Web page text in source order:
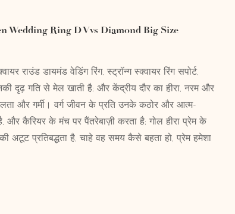
Wedding Ring D Vvs Diamond Big Size
राउंड डायमंड वेडिंग रिंग, स्ट्रॉन्ग स्क्वायर रिंग सपोर्ट,
दृढ़ गति से मेल खाती है; और केंद्रीय दौर का हीरा, नरम और
और गर्मी। वर्ग जीवन के प्रति उनके कठोर और आत्म-
और कैरियर के मंच पर पैंतरेबाज़ी करता है; गोल हीरा प्रेम के
प्रतिबद्धता है, चाहे वह समय कैसे बहता हो, प्रेम हमेशा
सोना